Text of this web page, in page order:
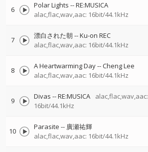
6 Polar Lights --RE:MUSICA
alac,flac,wav,aac: 16bit/44.1kHz
7 漂白された朝 --Ku-on REC
alac,flac,wav,aac: 16bit/44.1kHz
8 A Heartwarming Day--Cheng Lee
alac,flac,wav,aac: 16bit/44.1kHz
9 Divas --RE:MUSICA
alac,flac,wav,aac:
16bit/44.1kHz
10 Parasite -- 廣瀬祐輝
alac,flac,wav,aac: 16bit/44.1kHz